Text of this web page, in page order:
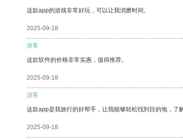
这款app的游戏非常好玩，可以让我消磨时间。
2025-09-18
游客
这款软件的价格非常实惠，值得推荐。
2025-09-18
游客
这款app是我旅行的好帮手，让我能够轻松找到目的地，了
2025-09-18